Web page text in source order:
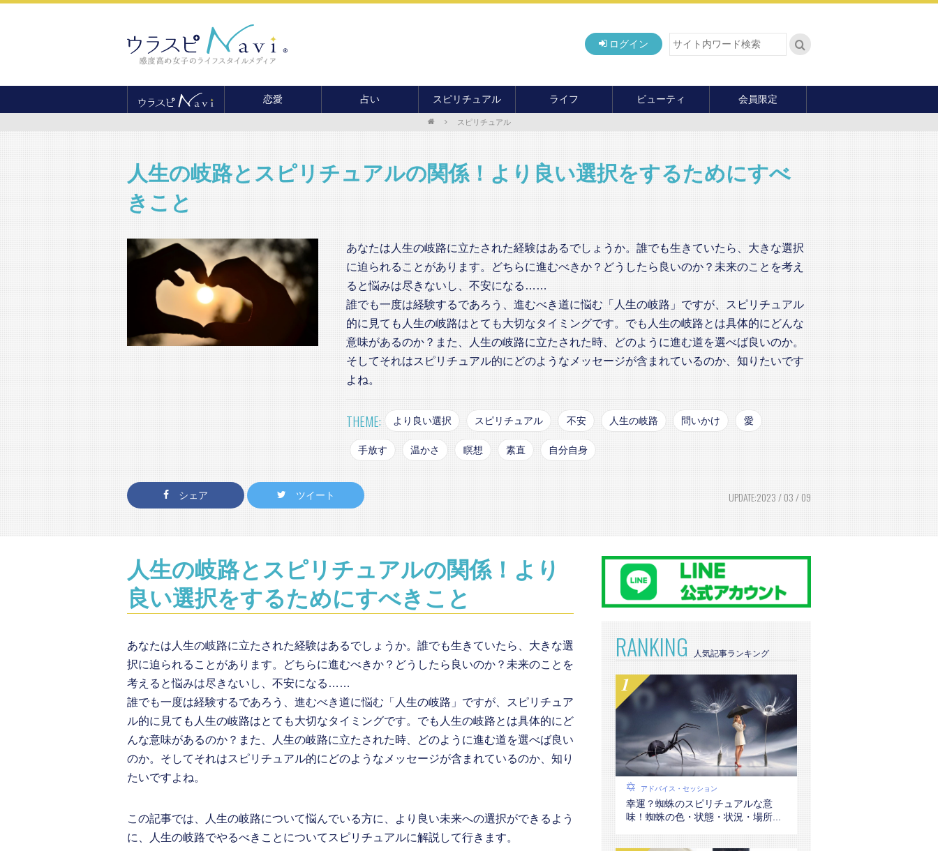
ログイン
恋愛
結婚
セックス
占い
カード占い
おもしろ占い
メール占い
スピリチュアル
開運
パワースポット
オカルト
ライフ ビューティ
ファッション
マナー・教養
会員限定
スピリチュアル
人生の岐路とスピリチュアルの関係！より良い選択をするためにすべ
きこと
あなたは人生の岐路に立たされた経験はあるでしょうか。誰でも生きていたら、大きな選択
に迫られることがあります。どちらに進むべきか？どうしたら良いのか？未来のことを考え
ると悩みは尽きないし、不安になる……
誰でも一度は経験するであろう、進むべき道に悩む「人生の岐路」ですが、スピリチュアル
的に見ても人生の岐路はとても大切なタイミングです。でも人生の岐路とは具体的にどんな
意味があるのか？また、人生の岐路に立たされた時、どのように進む道を選べば良いのか。
そしてそれはスピリチュアル的にどのようなメッセージが含まれているのか、知りたいです
よね。
THEME: より良い選択 スピリチュアル 不安 人生の岐路 問いかけ 愛
手放す 温かさ 瞑想 素直 自分自身
シェア ツイート UPDATE:2023 / 03 / 09
人生の岐路とスピリチュアルの関係！より
良い選択をするためにすべきこと
あなたは人生の岐路に立たされた経験はあるでしょうか。誰でも生きていたら、大きな選
択に迫られることがあります。どちらに進むべきか？どうしたら良いのか？未来のことを
考えると悩みは尽きないし、不安になる……
誰でも一度は経験するであろう、進むべき道に悩む「人生の岐路」ですが、スピリチュア
ル的に見ても人生の岐路はとても大切なタイミングです。でも人生の岐路とは具体的にど
んな意味があるのか？また、人生の岐路に立たされた時、どのように進む道を選べば良い
のか。そしてそれはスピリチュアル的にどのようなメッセージが含まれているのか、知り
たいですよね。
この記事では、人生の岐路について悩んでいる方に、より良い未来への選択ができるよう
に、人生の岐路でやるべきことについてスピリチュアルに解説して行きます。
RANKING
アドバイス・セッション
幸運？蜘蛛のスピリチュアルな意
味！蜘蛛の色・状態・状況・場所...